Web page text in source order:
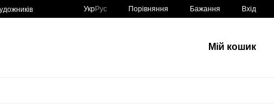
УкрРус Порівняння Бажання Вхід
Мій кошик